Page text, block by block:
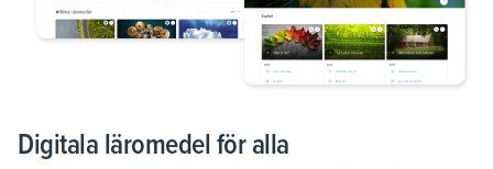
Digitala läromedel för alla